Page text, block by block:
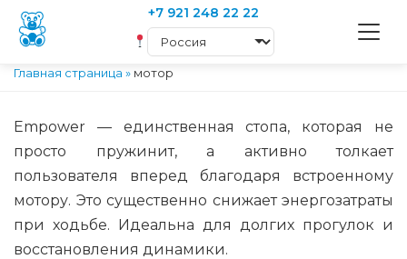
+7 921 248 22 22
Главная страница » мотор
Empower — единственная стопа, которая не
просто пружинит, а активно толкает
пользователя вперед благодаря встроенному
мотору. Это существенно снижает энергозатраты
при ходьбе. Идеальна для долгих прогулок и
восстановления динамики.